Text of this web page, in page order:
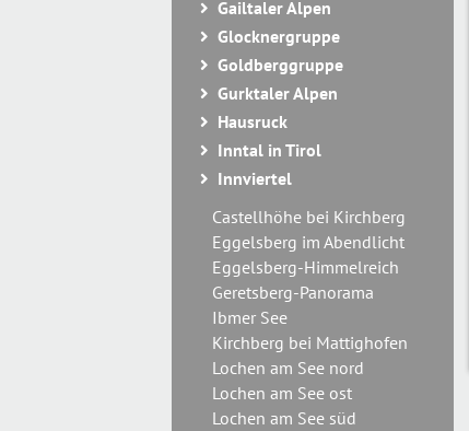
Gailtaler Alpen
Glocknergruppe
Goldberggruppe
Gurktaler Alpen
Hausruck
Inntal in Tirol
Innviertel
Castellhöhe bei Kirchberg
Eggelsberg im Abendlicht
Eggelsberg-Himmelreich
Geretsberg-Panorama
Ibmer See
Kirchberg bei Mattighofen
Lochen am See nord
Lochen am See ost
Lochen am See süd